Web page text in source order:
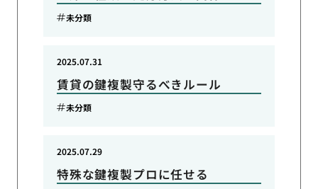
未分類
賃貸の鍵複製守るべきルール
2025.07.31
未分類
特殊な鍵複製プロに任せる
2025.07.29